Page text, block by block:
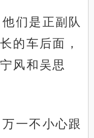
们是正副队
的车后面，
风和吴思
一不小心跟